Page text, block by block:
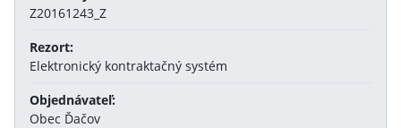
Z20161243_Z
Rezort:
Elektronický kontraktačný systém
Objednávateľ:
Obec Ďačov